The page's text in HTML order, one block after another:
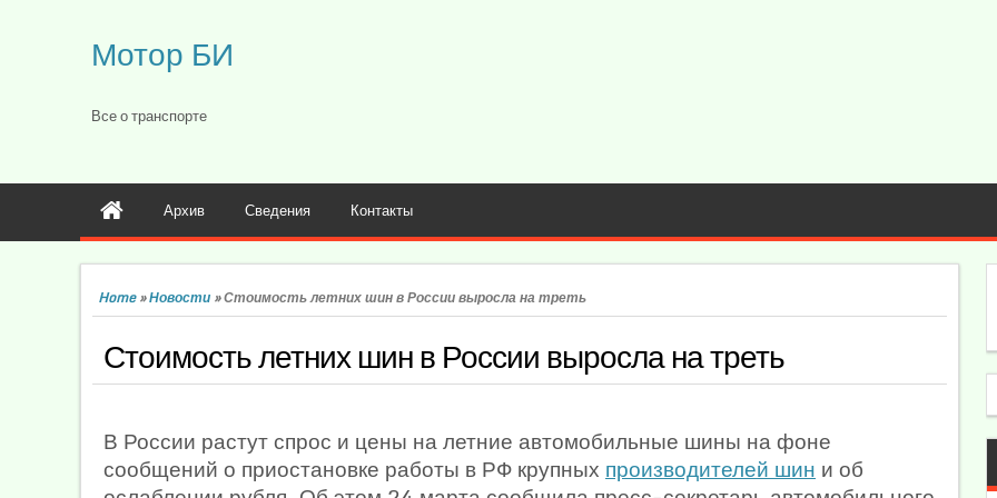
Мотор БИ
Все о транспорте
Архив Сведения Контакты
Home»Новости »Стоимость летних шин в России выросла на треть
Стоимость летних шин в России выросла на треть
В России растут спрос и цены на летние автомобильные шины на фоне
сообщений о приостановке работы в РФ крупных производителей шин и об